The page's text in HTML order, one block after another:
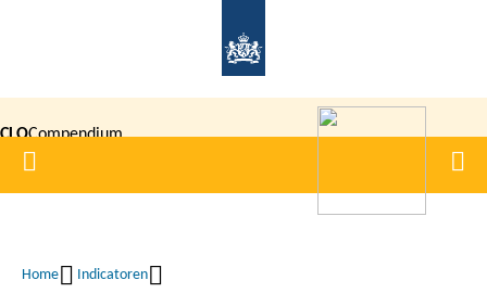
inhoud
gaan
CLOCompendium
voor de
Home
Home Indicatoren